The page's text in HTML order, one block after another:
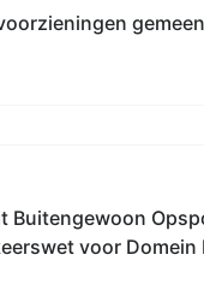
Buitengewoon
voor Domein